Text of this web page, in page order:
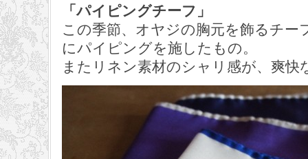
「パイピングチーフ」
この季節、オヤジの胸元を飾るチー
にパイピングを施したもの。
またリネン素材のシャリ感が、爽快